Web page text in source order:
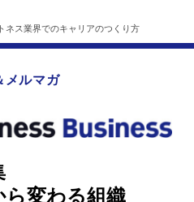
ネス業界でのキャリアのつくり方
メルマガ
ら変わる組織